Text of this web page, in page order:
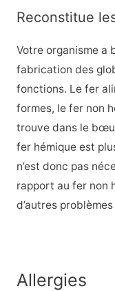
Reconstitue
Votre organisme a
fabrication des
fonctions. Le fer
formes, le fer non
trouve dans le
fer hémique est
n’est donc pas
rapport au fer non
d’autres
Allergies